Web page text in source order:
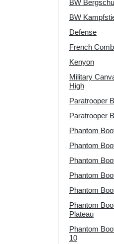
Výprodej
BW
BW
Defense
French
Kenyon
Military
High
Paratrooper
Paratrooper
Phantom
Phantom
Phantom
Phantom
Phantom
Phantom
Plateau
Phantom
10